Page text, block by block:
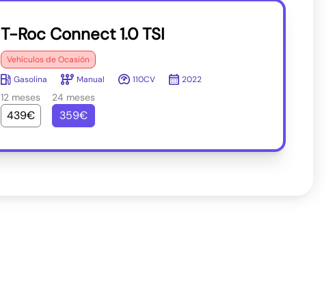
T-Roc Connect 1.0 TSI
Vehículos de Ocasión
Gasolina
Manual 110CV 2022
12 meses
439€
24 meses
359€